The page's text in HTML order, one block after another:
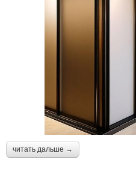
читать дальше →